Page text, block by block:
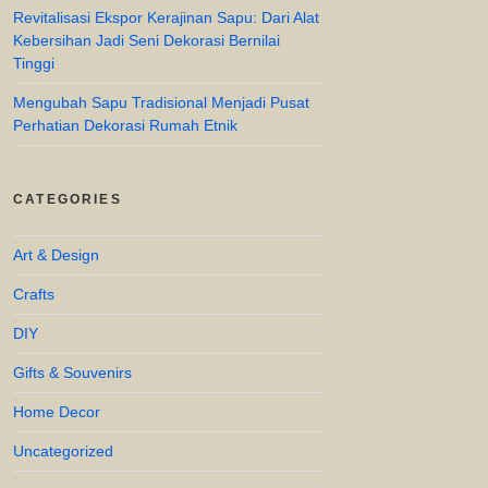
Revitalisasi Ekspor Kerajinan Sapu: Dari Alat
Kebersihan Jadi Seni Dekorasi Bernilai
Tinggi
Mengubah Sapu Tradisional Menjadi Pusat
Perhatian Dekorasi Rumah Etnik
CATEGORIES
Art & Design
Crafts
DIY
Gifts & Souvenirs
Home Decor
Uncategorized